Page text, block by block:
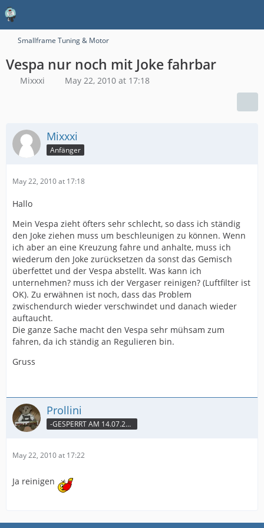
Smallframe Tuning & Motor
Vespa nur noch mit Joke fahrbar
Mixxxi May 22, 2010 at 17:18
Mixxxi
Anfänger
May 22, 2010 at 17:18
Hallo
Mein Vespa zieht öfters sehr schlecht, so dass ich ständig
den Joke ziehen muss um beschleunigen zu können. Wenn
ich aber an eine Kreuzung fahre und anhalte, muss ich
wiederum den Joke zurücksetzen da sonst das Gemisch
überfettet und der Vespa abstellt. Was kann ich
unternehmen? muss ich der Vergaser reinigen? (Luftfilter ist
OK). Zu erwähnen ist noch, dass das Problem
zwischendurch wieder verschwindet und danach wieder
auftaucht.
Die ganze Sache macht den Vespa sehr mühsam zum
fahren, da ich ständig an Regulieren bin.
Gruss
Prollini
-GESPERRT AM 14.07.2010-
May 22, 2010 at 17:22
Ja reinigen